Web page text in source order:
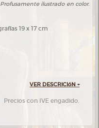
Profusamente ilustrado en color.
19 x 17 cm
VER DESCRICIóN +
con IVE engadido.